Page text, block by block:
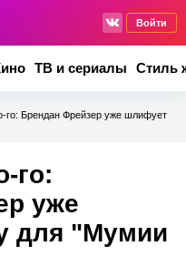
Войти
ТВ и сериалы Стиль
го: Брендан Фрейзер уже шлифует
го:
уже
для "Мумии